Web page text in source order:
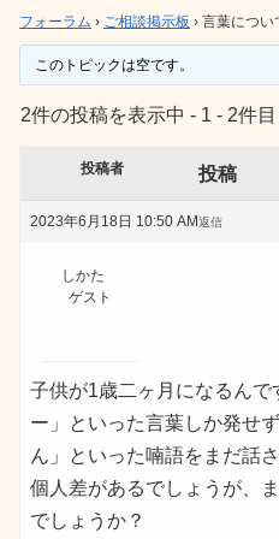
フォーラム › ご相談掲示板 › 言葉につい
このトピックは空です。
2件の投稿を表示中 - 1 - 2件
投稿者 投稿
2023年6月18日 10:50 AM返信
しかた
ゲスト
子供が1歳二ヶ月になるん
ー」といった言葉しか発せ
ん」といった喃語をまだ話さ
個人差があるでしょうが、
でしょうか？